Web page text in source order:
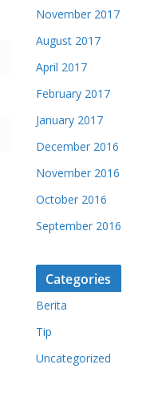
November 2017
August 2017
April 2017
February 2017
January 2017
December 2016
November 2016
October 2016
September 2016
Categories
Berita
Tip
Uncategorized